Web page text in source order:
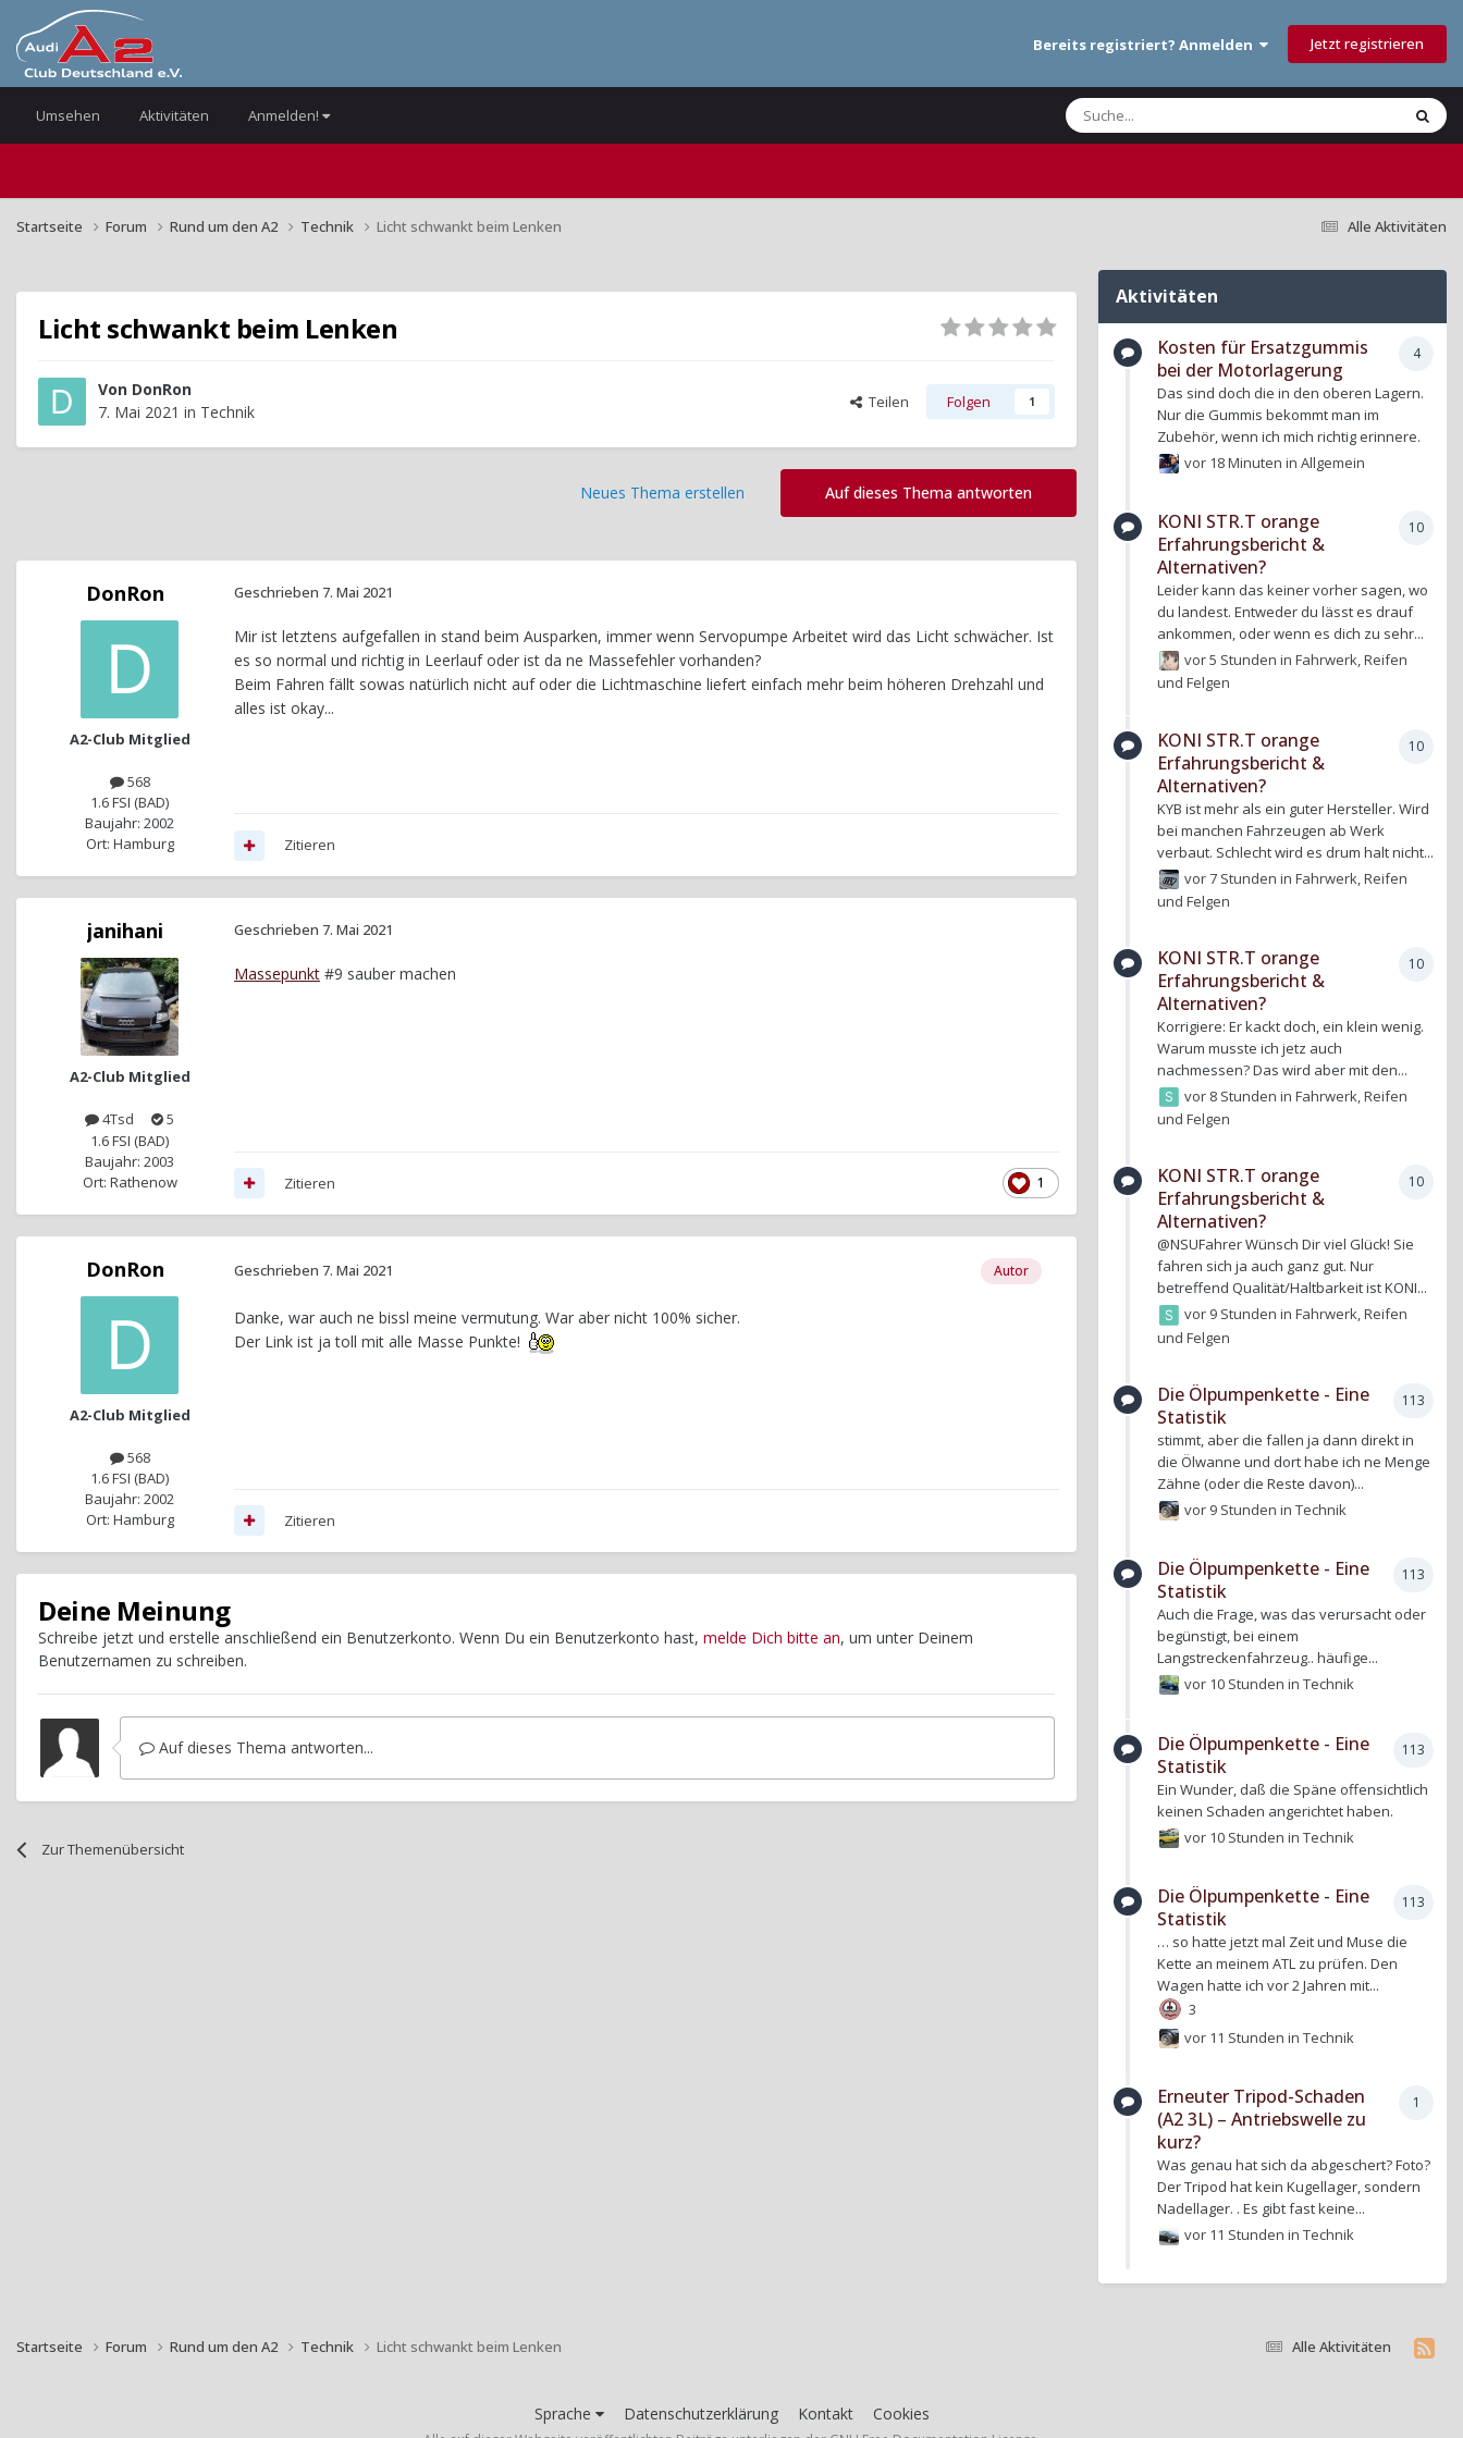
Bereits registriert? Anmelden Jetzt registrieren
Umsehen Aktivitäten Anmelden!
Alle Aktivitäten
Startseite Forum Rund um den A2 Technik Licht schwankt beim Lenken
Licht schwankt beim Lenken
Von DonRon
7. Mai 2021 in Technik Teilen Folgen 1
Auf dieses Thema antworten
Neues Thema erstellen
DonRon
A2-Club Mitglied
568
1.6 FSI (BAD)
Baujahr: 2002
Ort: Hamburg
Geschrieben 7. Mai 2021
Mir ist letztens aufgefallen in stand beim Ausparken, immer wenn Servopumpe Arbeitet wird das Licht schwächer. Ist
es so normal und richtig in Leerlauf oder ist da ne Massefehler vorhanden?
Beim Fahren fällt sowas natürlich nicht auf oder die Lichtmaschine liefert einfach mehr beim höheren Drehzahl und
alles ist okay...
Zitieren
janihani
A2-Club Mitglied
4Tsd
5
1.6 FSI (BAD)
Baujahr: 2003
Ort: Rathenow
Geschrieben 7. Mai 2021
Massepunkt #9 sauber machen
1
Zitieren
DonRon
A2-Club Mitglied
568
1.6 FSI (BAD)
Baujahr: 2002
Ort: Hamburg
Autor
Geschrieben 7. Mai 2021
Danke, war auch ne bissl meine vermutung. War aber nicht 100% sicher.
Der Link ist ja toll mit alle Masse Punkte!
Zitieren
Deine Meinung
Schreibe jetzt und erstelle anschließend ein Benutzerkonto. Wenn Du ein Benutzerkonto hast, melde Dich bitte an, um unter Deinem
Benutzernamen zu schreiben.
Auf dieses Thema antworten...
Zur Themenübersicht
Aktivitäten
4
Kosten für Ersatzgummis
bei der Motorlagerung
Das sind doch die in den oberen Lagern.
Nur die Gummis bekommt man im
Zubehör, wenn ich mich richtig erinnere.
vor 18 MinuteninAllgemein
10
KONI STR.T orange
Erfahrungsbericht &
Alternativen?
Leider kann das keiner vorher sagen, wo
du landest. Entweder du lässt es drauf
ankommen, oder wenn es dich zu sehr...
vor 5 Stunden inFahrwerk, Reifen
und Felgen
10
KONI STR.T orange
Erfahrungsbericht &
Alternativen?
KYB ist mehr als ein guter Hersteller. Wird
bei manchen Fahrzeugen ab Werk
verbaut. Schlecht wird es drum halt nicht...
vor 7 Stunden inFahrwerk, Reifen
und Felgen
10
KONI STR.T orange
Erfahrungsbericht &
Alternativen?
Korrigiere: Er kackt doch, ein klein wenig.
Warum musste ich jetz auch
nachmessen? Das wird aber mit den...
vor 8 Stunden inFahrwerk, Reifen
und Felgen
10
KONI STR.T orange
Erfahrungsbericht &
Alternativen?
@NSUFahrer Wünsch Dir viel Glück! Sie
fahren sich ja auch ganz gut. Nur
betreffend Qualität/Haltbarkeit ist KONI...
vor 9 Stunden inFahrwerk, Reifen
und Felgen
113
Die Ölpumpenkette - Eine
Statistik
stimmt, aber die fallen ja dann direkt in
die Ölwanne und dort habe ich ne Menge
Zähne (oder die Reste davon)...
vor 9 Stunden inTechnik
113
Die Ölpumpenkette - Eine
Statistik
Auch die Frage, was das verursacht oder
begünstigt, bei einem
Langstreckenfahrzeug.. häufige...
vor 10 Stunden inTechnik
113
Die Ölpumpenkette - Eine
Statistik
Ein Wunder, daß die Späne offensichtlich
keinen Schaden angerichtet haben.
vor 10 Stunden inTechnik
113
Die Ölpumpenkette - Eine
Statistik
… so hatte jetzt mal Zeit und Muse die
Kette an meinem ATL zu prüfen. Den
Wagen hatte ich vor 2 Jahren mit...
3
vor 11 Stunden inTechnik
1
Erneuter Tripod-Schaden
(A2 3L) – Antriebswelle zu
kurz?
Was genau hat sich da abgeschert? Foto?
Der Tripod hat kein Kugellager, sondern
Nadellager. . Es gibt fast keine...
vor 11 Stunden inTechnik
Alle Aktivitäten
Startseite Forum Rund um den A2 Technik Licht schwankt beim Lenken
Sprache Datenschutzerklärung Kontakt Cookies